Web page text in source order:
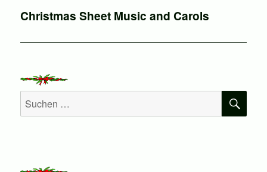
Nächster
Christmas Sheet Music and Carols
Suchen
nach: